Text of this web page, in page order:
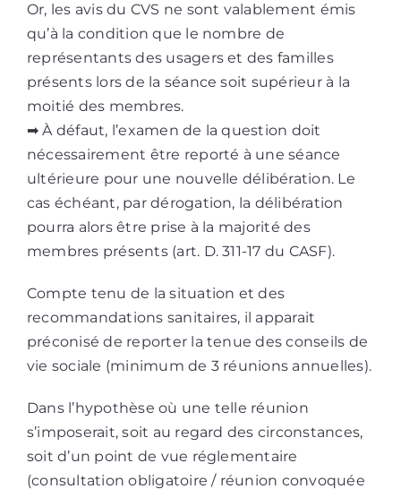
Or, les avis du CVS ne sont valablement émis
qu’à la condition que le nombre de
représentants des usagers et des familles
présents lors de la séance soit supérieur à la
moitié des membres.
➡ À défaut, l’examen de la question doit
nécessairement être reporté à une séance
ultérieure pour une nouvelle délibération. Le
cas échéant, par dérogation, la délibération
pourra alors être prise à la majorité des
membres présents (art. D. 311-17 du CASF).
Compte tenu de la situation et des
recommandations sanitaires, il apparait
préconisé de reporter la tenue des conseils de
vie sociale (minimum de 3 réunions annuelles).
Dans l’hypothèse où une telle réunion
s’imposerait, soit au regard des circonstances,
soit d’un point de vue réglementaire
(consultation obligatoire / réunion convoquée